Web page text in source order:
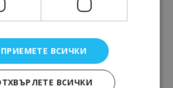
ПРИЕМЕТЕ ВСИЧКИ
ВСИЧКИ